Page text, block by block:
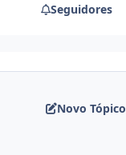
Seguidores
Novo Tópico